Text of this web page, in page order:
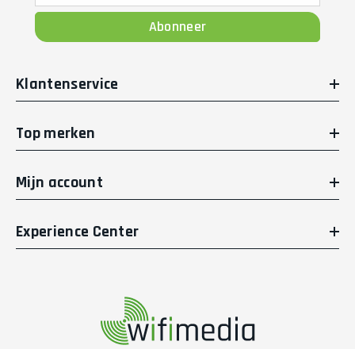
Abonneer
Klantenservice
Top merken
Mijn account
Experience Center